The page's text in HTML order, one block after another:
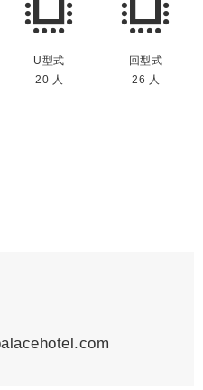
U型式
20 人
回型式
26 人